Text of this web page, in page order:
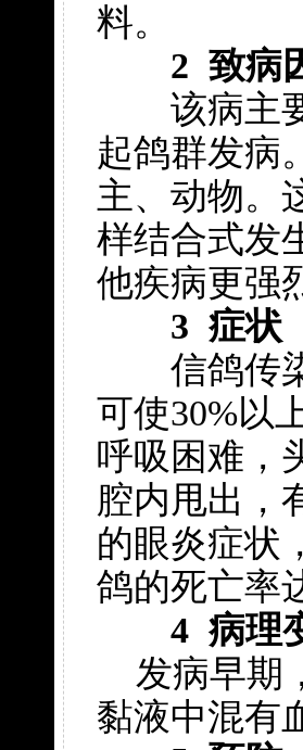
料。
2 致病
该病主要
起鸽群发病
主、动物。
样结合式发
他疾病更强
3 症状
信鸽传染
可使30%以
呼吸困难，
腔内甩出，
的眼炎症状
鸽的死亡率
4 病理
发病早期
黏液中混有